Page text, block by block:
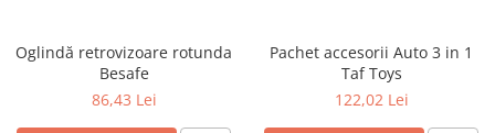
Oglindă retrovizoare rotunda
Besafe
86,43 Lei
Pachet accesorii Auto 3 in 1
Taf Toys
122,02 Lei